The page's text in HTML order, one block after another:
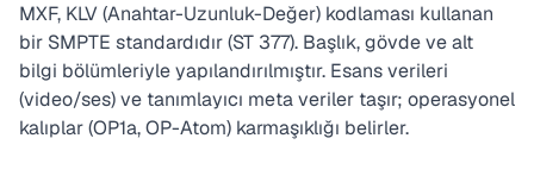
MXF, KLV (Anahtar-Uzunluk-Değer) kodlaması kullanan
bir SMPTE standardıdır (ST 377). Başlık, gövde ve alt
bilgi bölümleriyle yapılandırılmıştır. Esans verileri
(video/ses) ve tanımlayıcı meta veriler taşır; operasyonel
kalıplar (OP1a, OP-Atom) karmaşıklığı belirler.